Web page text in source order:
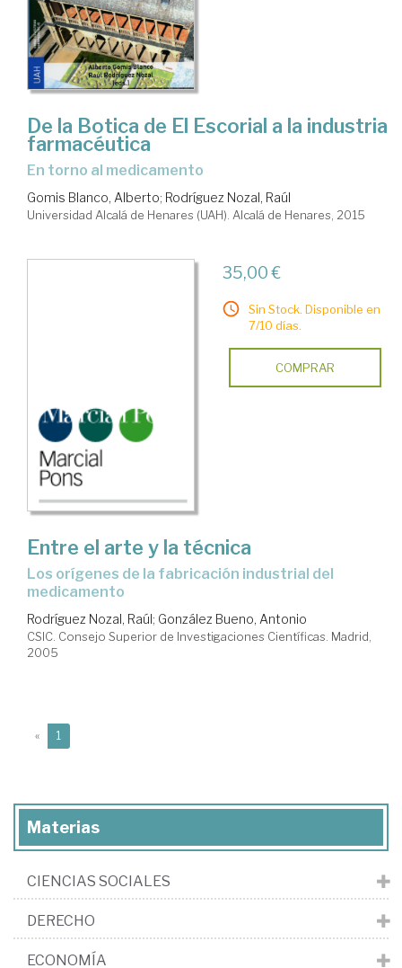
De la Botica de El Escorial a la industria
farmacéutica
en torno al medicamento
Gomis Blanco, Alberto; Rodríguez Nozal, Raúl
Universidad Alcalá de Henares (UAH). Alcalá de Henares, 2015
35,00 €
Sin Stock. Disponible en
7/10 días.
COMPRAR
Entre el arte y la técnica
los orígenes de la fabricación industrial del
medicamento
Rodríguez Nozal, Raúl; González Bueno, Antonio
CSIC. Consejo Superior de Investigaciones Científicas. Madrid,
2005
« 1
Materias
CIENCIAS SOCIALES
DERECHO
ECONOMÍA